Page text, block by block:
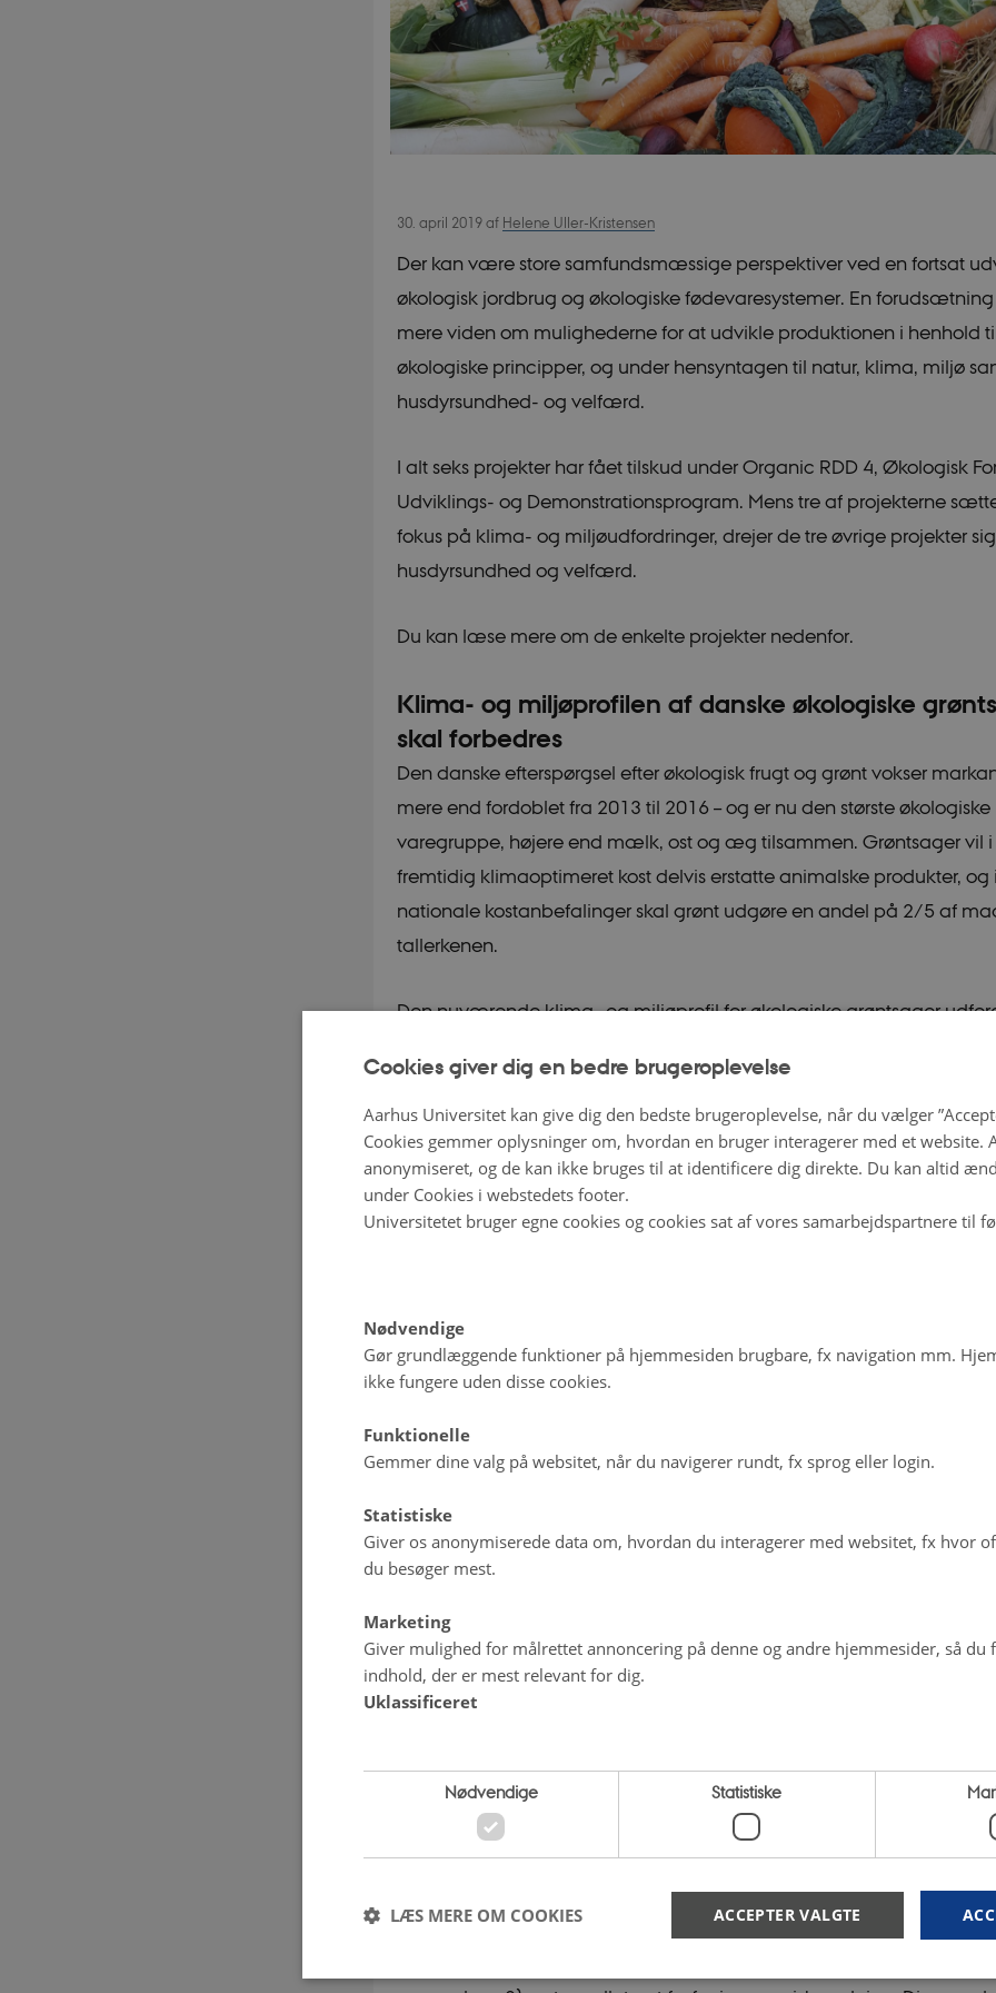
30. april 2019 af Helene Uller-Kristensen
Der kan være store samfundsmæssige perspektiver ved en fortsat
økologisk jordbrug og økologiske fødevaresystemer. En forudsætning
mere viden om mulighederne for at udvikle produktionen i henhold
økologiske principper, og under hensyntagen til natur, klima, miljø
husdyrsundhed- og velfærd.
I alt seks projekter har fået tilskud under Organic RDD 4, Økologisk
Udviklings- og Demonstrationsprogram. Mens tre af projekterne
fokus på klima- og miljøudfordringer, drejer de tre øvrige projekter
husdyrsundhed og velfærd.
Du kan læse mere om de enkelte projekter nedenfor.
Klima- og miljøprofilen af danske økologiske
skal forbedres
Den danske efterspørgsel efter økologisk frugt og grønt vokser
mere end fordoblet fra 2013 til 2016 – og er nu den største økologiske
varegruppe, højere end mælk, ost og æg tilsammen. Grøntsager vil i
fremtidig klimaoptimeret kost delvis erstatte animalske produkter,
nationale kostanbefalinger skal grønt udgøre en andel på 2/5 af
tallerkenen.
Den nuværende klima- og miljøprofil for økologiske grøntsager
højt energiforbrug til drivhusgrøntsager.
Organic RDD-projektet ClimateVeg vil dokumentere klima- og
danske økologiske grøntsager og identificere
samarbejde med store danske økologiske grøntsagsproducenter
Ny klimaeffektiv gødning til økologisk planteavl
Klimaprofilen fra økologiske afgrøder kan øges på to måder; enten
mindske udledninger per dyrket areal eller ved at øge udbytterne. En
gennem organiske gødninger med øget kvæltofudnyttelse. Anden
vist, at jordens kulstofindhold primært øges gennem øget tilførsel af
lattergas fra nedmuldede planterester.
Formålet med organic RDD-projektet ClimOptic
planteproduktion. ClimOptic fokuserer på bedrifter med fjerkræ og
planteavl, hvor husdyrgødning og planterester omsættes i
opnå høj udnyttelse af næringsstoffer og minimeret udledning af
Projektet vil specifikt udvikle to nye gødningstyper baseret på
Cookies giver dig en bedre brugeroplevelse
Aarhus Universitet kan give dig den bedste brugeroplevelse, når du vælger
Cookies gemmer oplysninger om, hvordan en bruger interagerer med et website.
anonymiseret, og de kan ikke bruges til at identificere dig direkte. Du kan altid
under Cookies i webstedets footer.
Universitetet bruger egne cookies og cookies sat af vores samarbejdspartnere til
Nødvendige
Gør grundlæggende funktioner på hjemmesiden brugbare, fx navigation mm.
ikke fungere uden disse cookies.
Funktionelle
Gemmer dine valg på websitet, når du navigerer rundt, fx sprog eller login.
Statistiske
Giver os anonymiserede data om, hvordan du interagerer med websitet, fx hvor
du besøger mest.
Marketing
Giver mulighed for målrettet annoncering på denne og andre hjemmesider, så du
indhold, der er mest relevant for dig.
Uklassificeret
Nødvendige Statistiske
ACCEPTER VALGTE
LÆS MERE OM COOKIES